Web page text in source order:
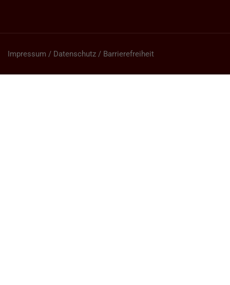
Impressum / Datenschutz / Barrierefreiheit